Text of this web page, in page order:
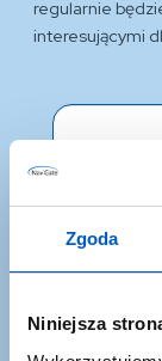
Zgoda
Niniejsza
regularnie
interesującymi
*Oświadczam, że